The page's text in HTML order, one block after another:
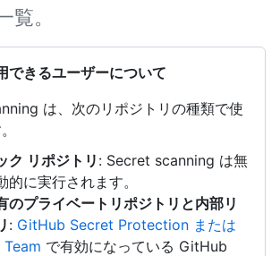
覧。
できるユーザーについて
は、次のリポジトリの種類で使
ク リポジトリ : Secret scanning は無
的に実行されます。
のプライベートリポジトリと内部リ
: GitHub Secret Protection または
で有効になっている GitHub